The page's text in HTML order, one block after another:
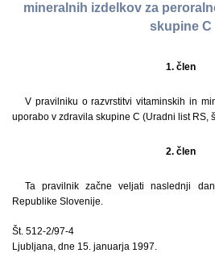
mineralnih izdelkov za
skupine C
1. člen
V pravilniku o razvrstitvi vitaminskih in
uporabo v zdravila skupine C (Uradni list RS,
2. člen
Ta pravilnik začne veljati naslednji
Republike Slovenije.
Št. 512-2/97-4
Ljubljana, dne 15. januarja 1997.